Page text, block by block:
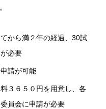
から満２年の経過、30試
必要
請が可能
３６５０円を用意し、各
員会に申請が必要